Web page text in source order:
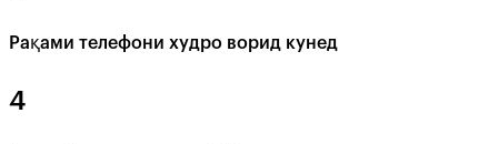
Рақами телефони худро ворид кунед
4